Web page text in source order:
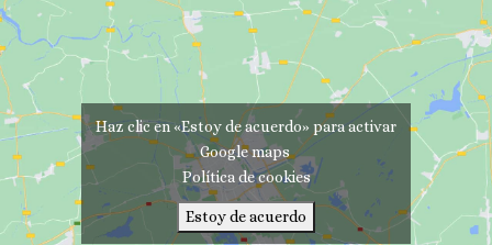
Haz clic en «Estoy de acuerdo» para activar
Google maps
Política de cookies
Estoy de acuerdo